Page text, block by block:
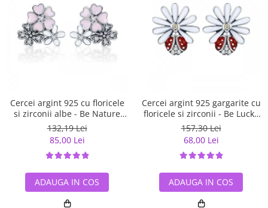
Cercei argint 925 cu floricele
si zirconii albe - Be Nature
EST0023
132,19 Lei
85,00 Lei
ADAUGA IN COS
Cercei argint 925 gargarite cu
floricele si zirconii - Be Lucky
EST0022
157,30 Lei
68,00 Lei
ADAUGA IN COS